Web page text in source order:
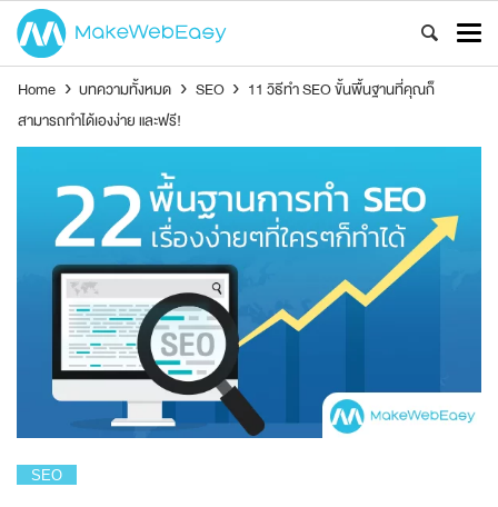
Home › บทความทั้งหมด › SEO › 11 วิธีทำ SEO ขั้นพื้นฐานที่คุณก็
สามารถทำได้เองง่าย และฟรี!
SEO